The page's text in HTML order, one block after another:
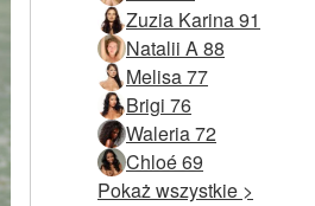
Zuzia Karina 91
Natalii A 88
Melisa 77
Brigi 76
Waleria 72
Chloé 69
Pokaż wszystkie >